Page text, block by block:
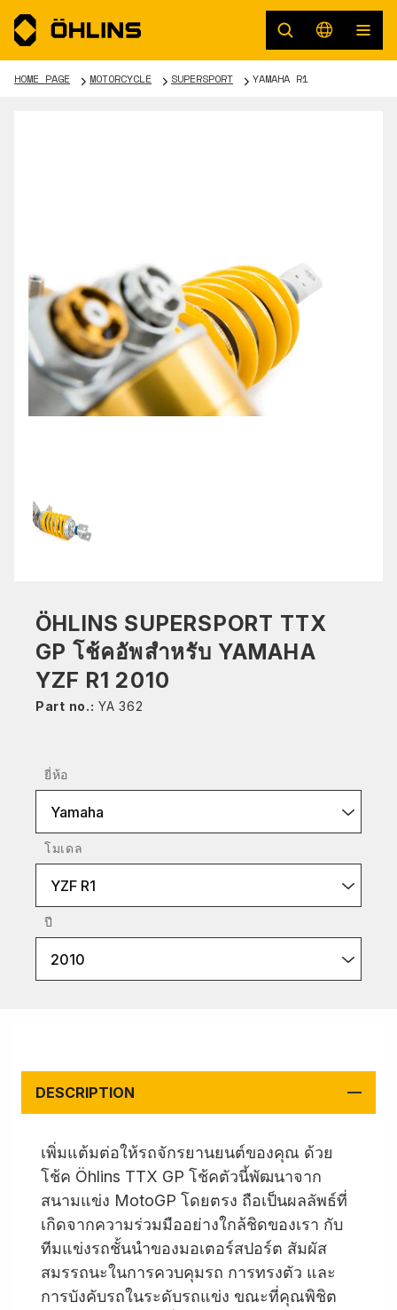
HOME PAGE MOTORCYCLE SUPERSPORT YAMAHA R1
ÖHLINS SUPERSPORT TTX
GP โช้คอัพสำหรับ YAMAHA
YZF R1 2010
Part no.: YA 362
ยี่ห้อ
Yamaha
โมเดล
YZF R1
ปี
2010
DESCRIPTION
เพิ่มแต้มต่อให้รถจักรยานยนต์ของคุณ ด้วย
โช้ค Öhlins TTX GP โช้คตัวนี้พัฒนาจาก
สนามแข่ง MotoGP โดยตรง ถือเป็นผลลัพธ์ที่
เกิดจากความร่วมมืออย่างใกล้ชิดของเรา กับ
ทีมแข่งรถชั้นนำของมอเตอร์สปอร์ต สัมผัส
สมรรถนะในการควบคุมรถ การทรงตัว และ
การบังคับรถในระดับรถแข่ง ขณะที่คุณพิชิต